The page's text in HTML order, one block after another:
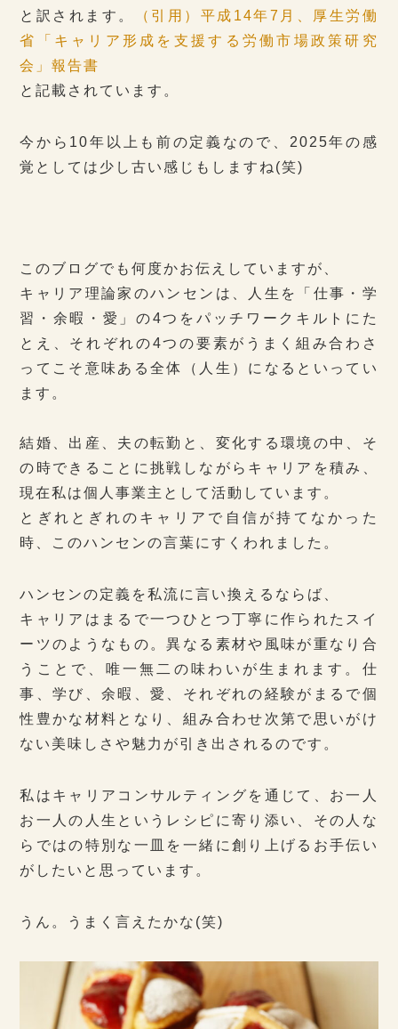
と訳されます。
（引用）平成14年7月、厚生労働
省「キャリア形成を支援する労働市場政策研究
会」報告書
と記載されています。
今から10年以上も前の定義なので、2025年の感
覚としては少し古い感じもしますね(笑)
このブログでも何度かお伝えしていますが、
キャリア理論家のハンセンは、人生を「仕事・学
習・余暇・愛」の4つをパッチワークキルトにた
とえ、それぞれの4つの要素がうまく組み合わさ
ってこそ意味ある全体（人生）になるといってい
ます。
結婚、出産、夫の転勤と、変化する環境の中、そ
の時できることに挑戦しながらキャリアを積み、
現在私は個人事業主として活動しています。
とぎれとぎれのキャリアで自信が持てなかった
時、このハンセンの言葉にすくわれました。
ハンセンの定義を私流に言い換えるならば、
キャリアはまるで一つひとつ丁寧に作られたスイ
ーツのようなもの。異なる素材や風味が重なり合
うことで、唯一無二の味わいが生まれます。仕
事、学び、余暇、愛、それぞれの経験がまるで個
性豊かな材料となり、組み合わせ次第で思いがけ
ない美味しさや魅力が引き出されるのです。
私はキャリアコンサルティングを通じて、お一人
お一人の人生というレシピに寄り添い、その人な
らではの特別な一皿を一緒に創り上げるお手伝い
がしたいと思っています。
うん。うまく言えたかな(笑)